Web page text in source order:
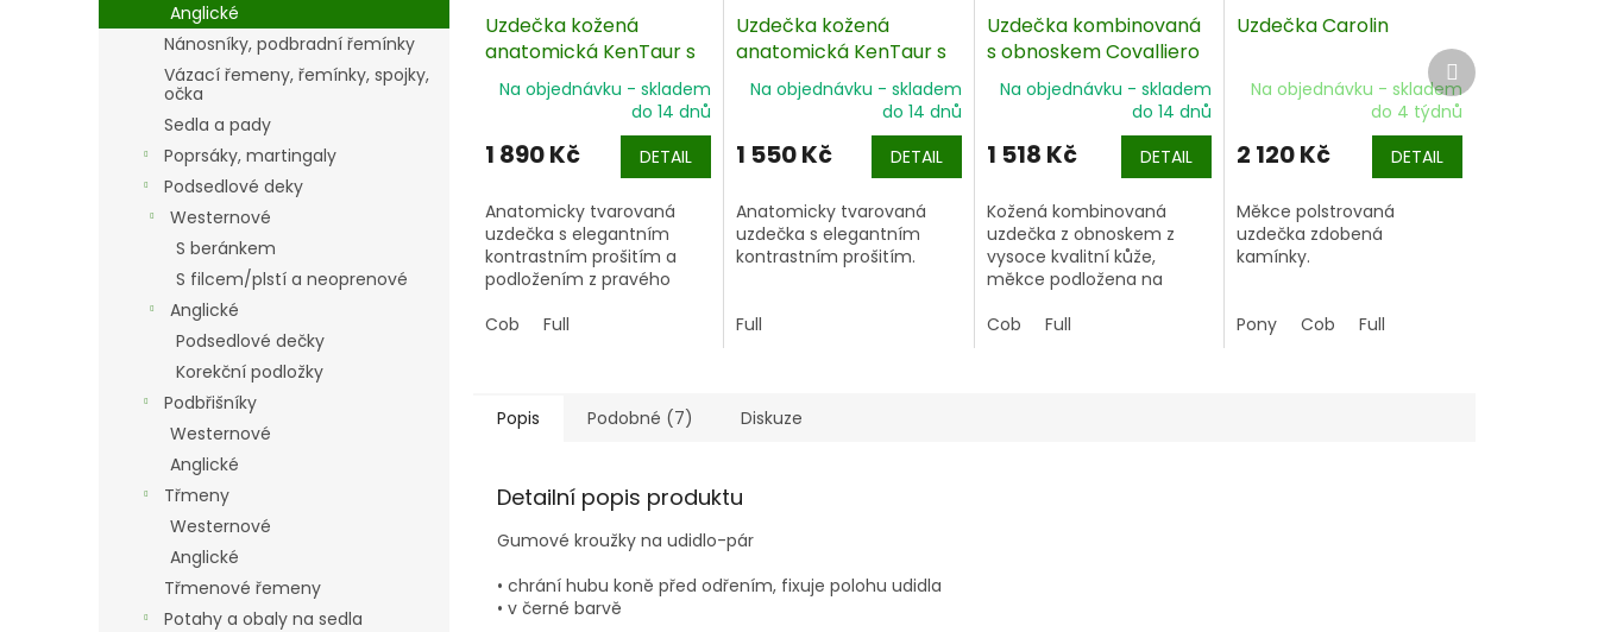
Anglické
Nánosníky, podbradní řemínky
Vázací řemeny, řemínky, spojky,
očka
Sedla a pady
Poprsáky, martingaly
Podsedlové deky
Westernové
S beránkem
S filcem/plstí a neoprenové
Anglické
Podsedlové dečky
Korekční podložky
Podbřišníky
Westernové
Anglické
Třmeny
Westernové
Anglické
Třmenové řemeny
Potahy a obaly na sedla
Uzdečka kožená
anatomická KenTaur s
beránkem
Na objednávku - skladem
do 14 dnů
1 890 Kč DETAIL
Anatomicky tvarovaná
uzdečka s elegantním
kontrastním prošitím a
podložením z pravého
Cob
Full
Uzdečka kožená
anatomická KenTaur s
kontrastním prošitím
Na objednávku - skladem
do 14 dnů
1 550 Kč DETAIL
Anatomicky tvarovaná
uzdečka s elegantním
kontrastním prošitím.
Full
Uzdečka kombinovaná
s obnoskem Covalliero
Exclusive
Na objednávku - skladem
do 14 dnů
1 518 Kč DETAIL
Kožená kombinovaná
uzdečka z obnoskem z
vysoce kvalitní kůže,
měkce podložena na
Cob
Full
Uzdečka Carolin
Na objednávku - skladem
do 4 týdnů
2 120 Kč DETAIL
Měkce polstrovaná
uzdečka zdobená
kamínky.
Pony Cob Full
Další
produkt
Popis Podobné (7) Diskuze
Detailní popis produktu
Gumové kroužky na udidlo-pár
• chrání hubu koně před odřením, fixuje polohu udidla
• v černé barvě